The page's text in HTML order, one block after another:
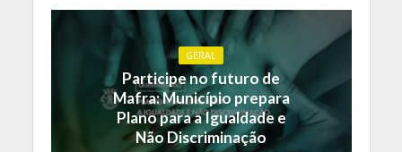
GERAL
Participe no futuro de
Mafra: Município prepara
Plano para a Igualdade e
Não Discriminação